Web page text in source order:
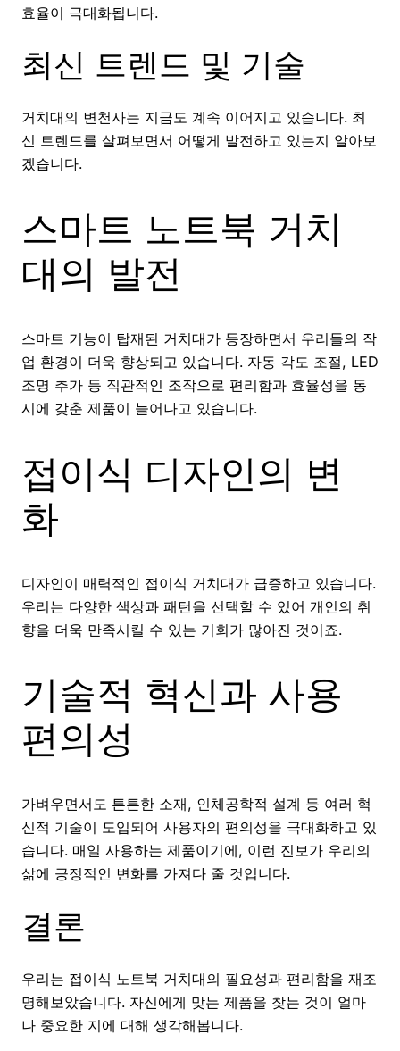
효율이 극대화됩니다.
최신 트렌드 및 기술
거치대의 변천사는 지금도 계속 이어지고 있습니다. 최
신 트렌드를 살펴보면서 어떻게 발전하고 있는지 알아보
겠습니다.
스마트 노트북 거치
대의 발전
스마트 기능이 탑재된 거치대가 등장하면서 우리들의 작
업 환경이 더욱 향상되고 있습니다. 자동 각도 조절, LED
조명 추가 등 직관적인 조작으로 편리함과 효율성을 동
시에 갖춘 제품이 늘어나고 있습니다.
접이식 디자인의 변
화
디자인이 매력적인 접이식 거치대가 급증하고 있습니다.
우리는 다양한 색상과 패턴을 선택할 수 있어 개인의 취
향을 더욱 만족시킬 수 있는 기회가 많아진 것이죠.
기술적 혁신과 사용
편의성
가벼우면서도 튼튼한 소재, 인체공학적 설계 등 여러 혁
신적 기술이 도입되어 사용자의 편의성을 극대화하고 있
습니다. 매일 사용하는 제품이기에, 이런 진보가 우리의
삶에 긍정적인 변화를 가져다 줄 것입니다.
결론
우리는 접이식 노트북 거치대의 필요성과 편리함을 재조
명해보았습니다. 자신에게 맞는 제품을 찾는 것이 얼마
나 중요한 지에 대해 생각해봅니다.